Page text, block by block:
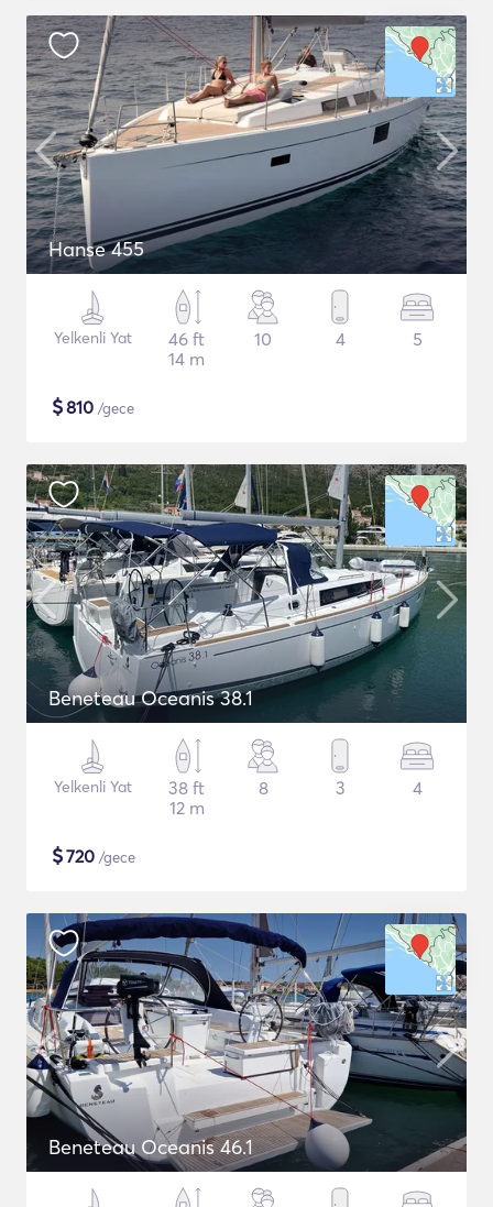
Hanse 455
Yelkenli Yat
46 ft
14 m
10 4 5
$810 /gece
Beneteau Oceanis 38.1
Yelkenli Yat
38 ft
12 m
8 3 4
$720 /gece
Beneteau Oceanis 46.1